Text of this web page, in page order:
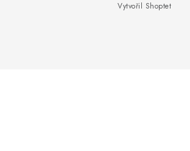
Vytvořil Shoptet